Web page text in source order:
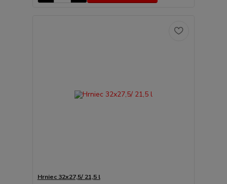
Hrniec 32x27,5/ 21,5 l